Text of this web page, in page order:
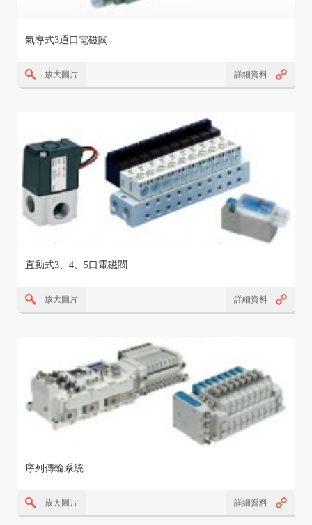
氣導式3通口電磁閥
放大圖片 詳細資料
直動式3、4、5口電磁閥
放大圖片 詳細資料
序列傳輸系統
放大圖片 詳細資料